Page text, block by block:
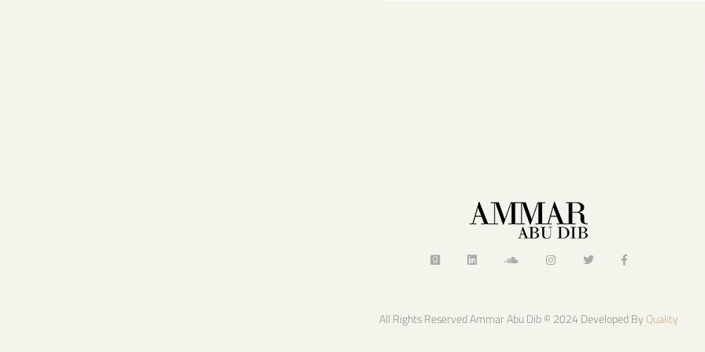
All Rights Reserved Ammar Abu Dib © 2024 Developed ByQuality